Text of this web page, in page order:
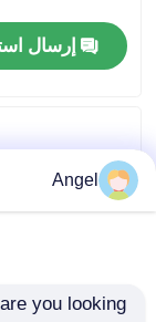
جولة في المعمل
اتصل بنا
شاشة LCD TFT
إرسال
Angel
you looking